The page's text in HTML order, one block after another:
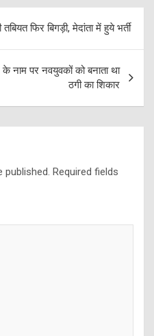
फिर बिगड़ी, मेदांता में हुये भर्ती
नाम पर नवयुवकों को बनाता था
ठगी का शिकार
published. Required fields